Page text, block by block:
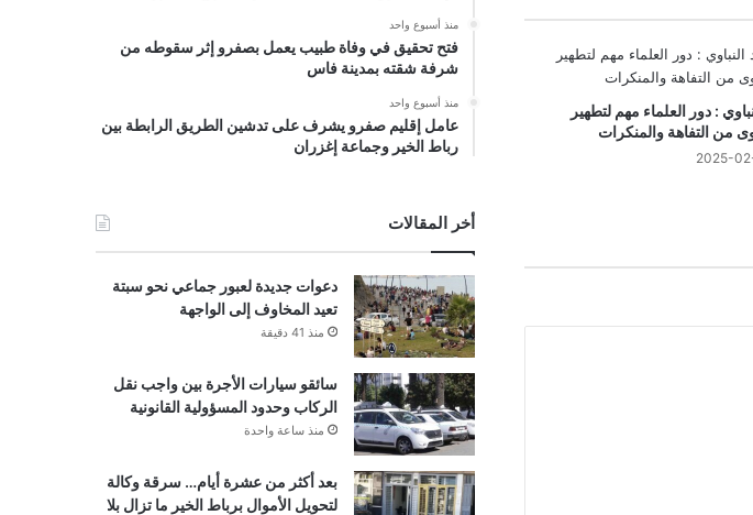
: دور العلماء مهم لتطهير
من التفاهة والمنكرات
2025-
منذ أسبوع واحد
فتح تحقيق في وفاة طبيب يعمل بصفرو إثر سقوطه من
شرفة شقته بمدينة فاس
منذ أسبوع واحد
عامل إقليم صفرو يشرف على تدشين الطريق الرابطة بين
رباط الخير وجماعة إغزران
أخر المقالات
دعوات جديدة لعبور جماعي نحو سبتة
تعيد المخاوف إلى الواجهة
منذ 41 دقيقة
سائقو سيارات الأجرة بين واجب نقل
الركاب وحدود المسؤولية القانونية
منذ ساعة واحدة
بعد أكثر من عشرة أيام… سرقة وكالة
لتحويل الأموال برباط الخير ما تزال بلا